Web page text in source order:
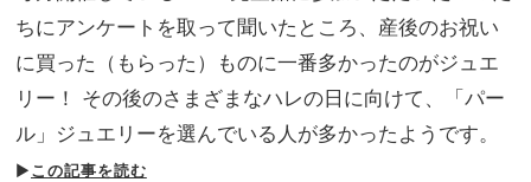
ちにアンケートを取って聞いたところ、産後のお祝い
に買った（もらった）ものに一番多かったのがジュエ
リー！ その後のさまざまなハレの日に向けて、「パー
ル」ジュエリーを選んでいる人が多かったようです。
▶この記事を読む